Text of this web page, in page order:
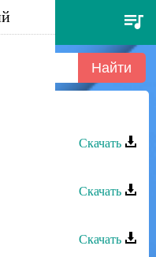
Скачать
Скачать
Скачать